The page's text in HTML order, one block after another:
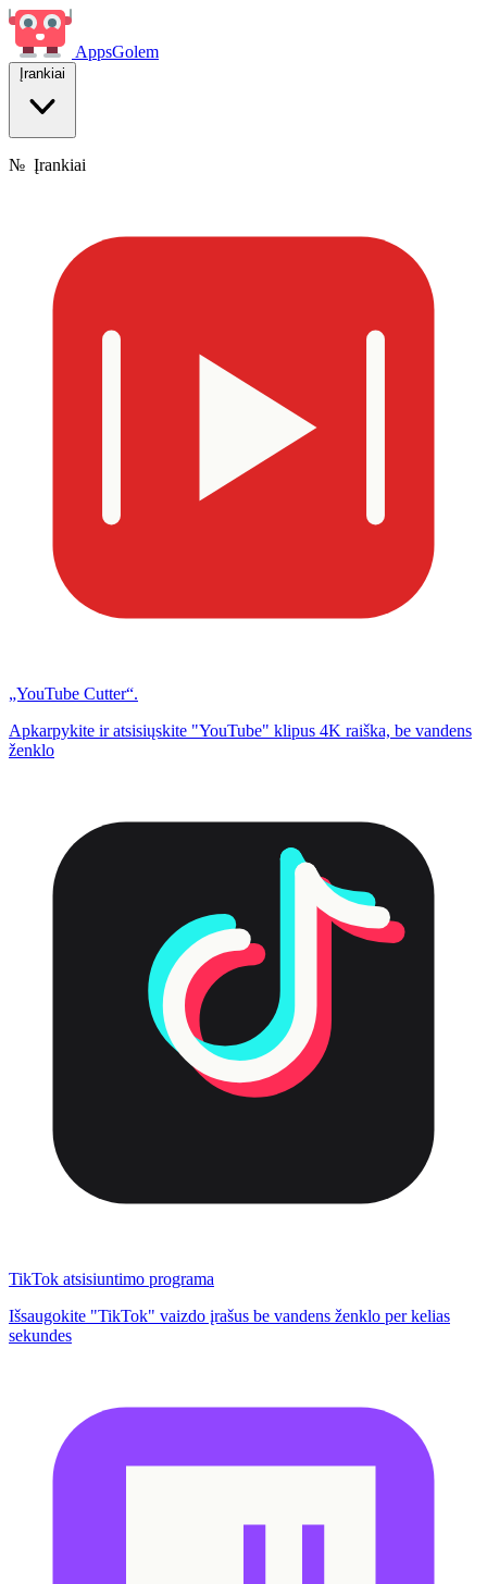
AppsGolem
Įrankiai
№ Įrankiai
„YouTube Cutter“.
Apkarpykite ir atsisiųskite "YouTube" klipus 4K raiška, be vandens
ženklo
TikTok atsisiuntimo programa
Išsaugokite "TikTok" vaizdo įrašus be vandens ženklo per kelias
sekundes